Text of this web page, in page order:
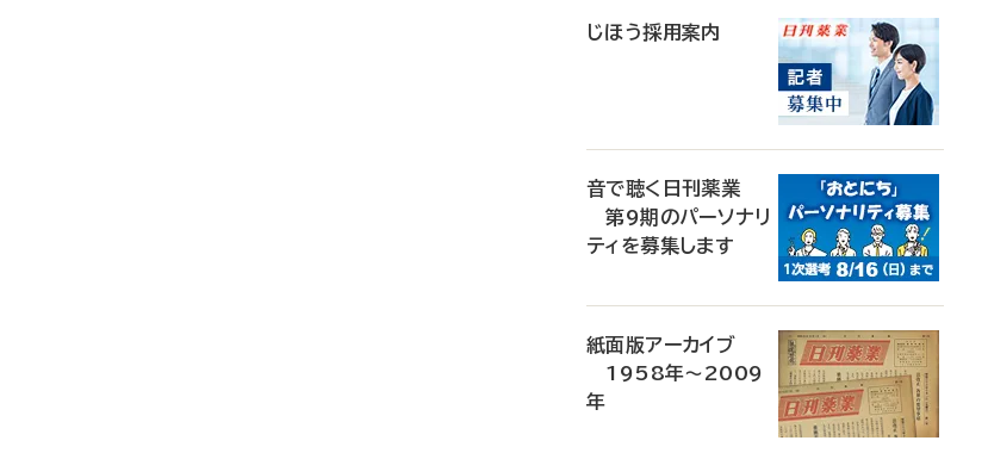
じほう採用案内
音で聴く日刊薬業
第9期のパーソナリ
ティを募集します
紙面版アーカイブ
1958年～2009
年